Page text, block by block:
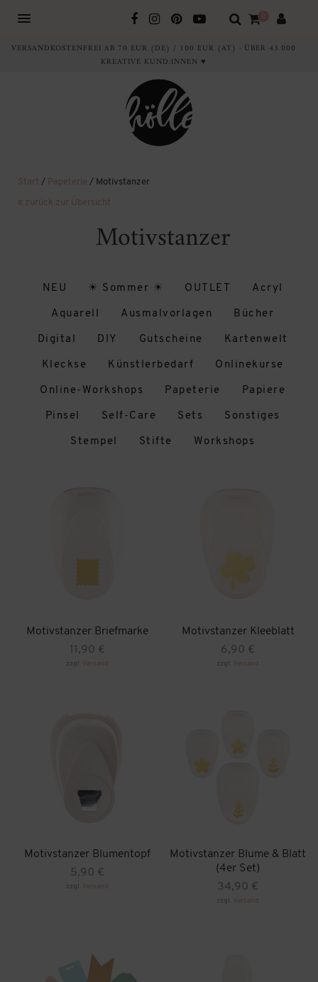
0
VERSANDKOSTENFREI AB 70 EUR (DE) / 100 EUR (AT) · ÜBER 43.000
KREATIVE KUND:INNEN ♥
Start / Papeterie / Motivstanzer
« zurück zur Übersicht
Motivstanzer
NEU ☀ Sommer ☀ OUTLET Acryl
Aquarell Ausmalvorlagen Bücher
Digital DIY Gutscheine Kartenwelt
Kleckse Künstlerbedarf Onlinekurse
Online-Workshops Papeterie Papiere
Pinsel Self-Care Sets Sonstiges
Stempel Stifte Workshops
Motivstanzer Briefmarke
11,90 €
zzgl. Versand
Motivstanzer Kleeblatt
6,90 €
zzgl. Versand
Motivstanzer Blumentopf
5,90 €
zzgl. Versand
Motivstanzer Blume & Blatt
(4er Set)
34,90 €
zzgl. Versand